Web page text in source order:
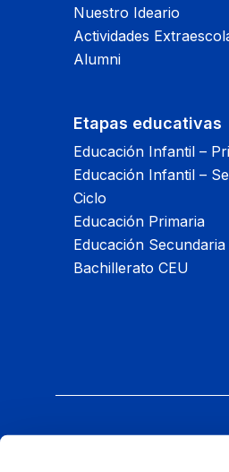
Nuestro Ideario
Actividades
Alumni
Etapas educativas
Educación Infantil –
Educación Infantil –
Ciclo
Educación Primaria
Educación Secundaria
Bachillerato CEU